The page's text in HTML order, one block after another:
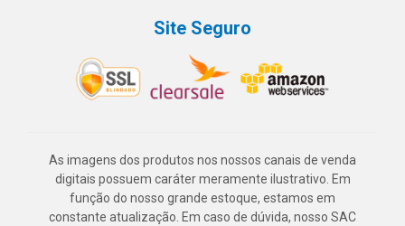
Site Seguro
As imagens dos produtos nos nossos canais de venda
digitais possuem caráter meramente ilustrativo. Em
função do nosso grande estoque, estamos em
constante atualização. Em caso de dúvida, nosso SAC